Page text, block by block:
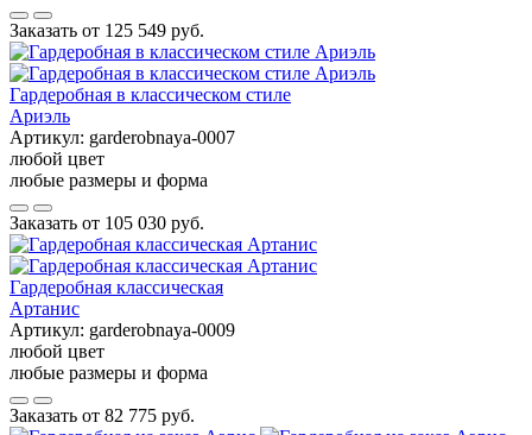
Заказать от 125 549 руб.
Гардеробная в классическом стиле
Ариэль
Артикул: garderobnaya-0007
любой цвет
любые размеры и форма
Заказать от 105 030 руб.
Гардеробная классическая
Артанис
Артикул: garderobnaya-0009
любой цвет
любые размеры и форма
Заказать от 82 775 руб.